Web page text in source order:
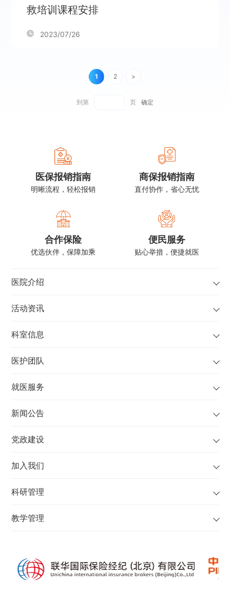
救培训课程安排
2023/07/26
1 2 >
到第 页 确定
医保报销指南
明晰流程，轻松报销
商保报销指南
直付协作，省心无忧
合作保险
优选伙伴，保障加乘
便民服务
贴心举措，便捷就医
医院介绍
活动资讯
科室信息
医护团队
就医服务
新闻公告
党政建设
加入我们
科研管理
教学管理